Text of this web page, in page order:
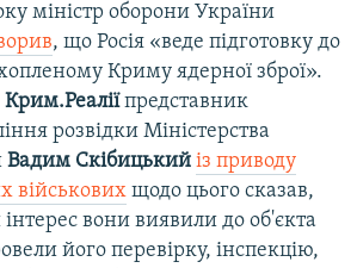
міністр оборони України
, що Росія «веде підготовку до
Криму ядерної зброї».
Крим.Реаліїпредставник
розвідки Міністерства
Вадим Скібицький із приводу
військових щодо цього сказав,
вони виявили до об'єкта
його перевірку, інспекцію,